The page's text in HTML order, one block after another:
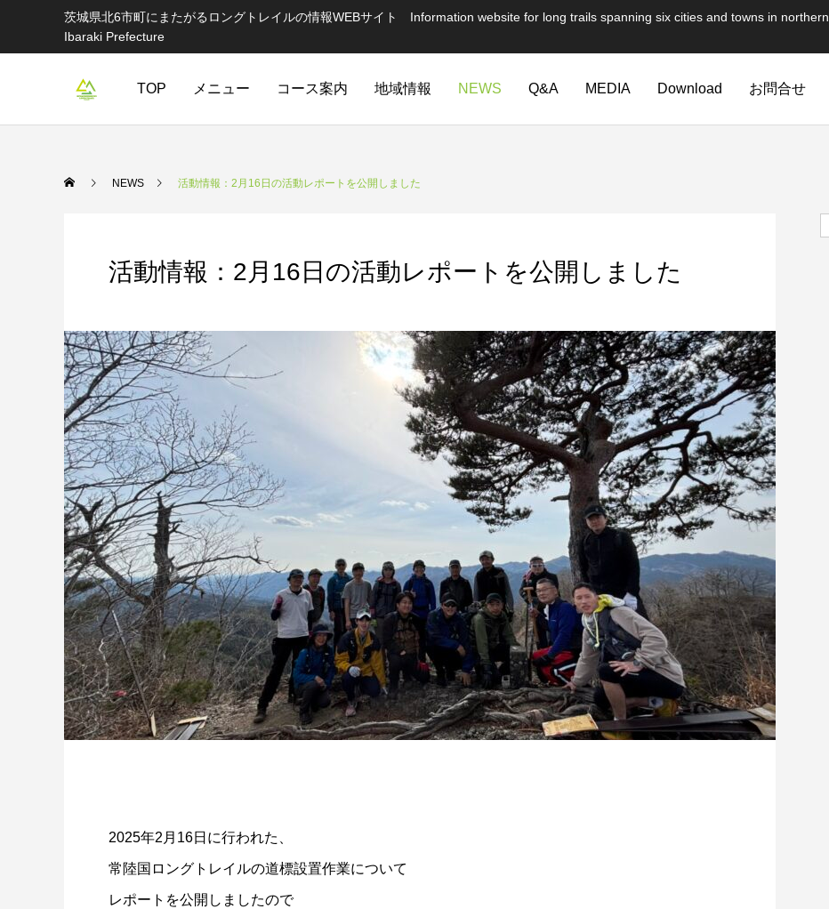
茨城県北6市町にまたがるロングトレイルの情報WEBサイト Information website for long trails spanning six cities and towns in northern
Ibaraki Prefecture
TOP メニュー コース案内 地域情報 NEWS Q&A MEDIA Download お問合せ
NEWS 活動情報：2月16日の活動レポートを公開しました
活動情報：2月16日の活動レポートを公開しました
2025年2月16日に行われた、
常陸国ロングトレイルの道標設置作業について
レポートを公開しましたので